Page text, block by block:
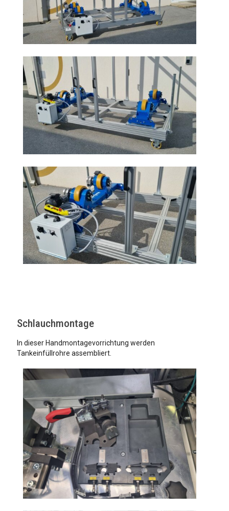
Schlauchmontage
In dieser Handmontagevorrichtung werden
Tankeinfüllrohre assembliert.